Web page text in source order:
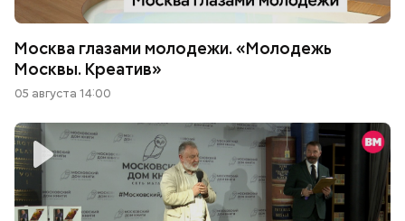
Москва глазами молодежи. «Молодежь
Москвы. Креатив»
05 августа 14:00